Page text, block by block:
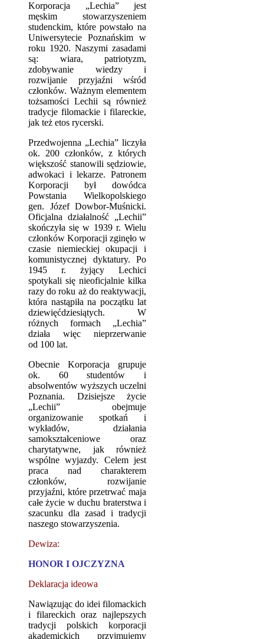
Korporacja „Lechia” jest
męskim stowarzyszeniem
studenckim, które powstało na
Uniwersytecie Poznańskim w
roku 1920. Naszymi zasadami
są: wiara, patriotyzm,
zdobywanie wiedzy i
rozwijanie przyjaźni wśród
członków. Ważnym elementem
tożsamości Lechii są również
tradycje filomackie i filareckie,
jak też etos rycerski.
Przedwojenna „Lechia” liczyła
ok. 200 członków, z których
większość stanowili sędziowie,
adwokaci i lekarze. Patronem
Korporacji był dowódca
Powstania Wielkopolskiego
gen. Józef Dowbor-Muśnicki.
Oficjalna działalność „Lechii”
skończyła się w 1939 r. Wielu
członków Korporacji zginęło w
czasie niemieckiej okupacji i
komunistycznej dyktatury. Po
1945 r. żyjący Lechici
spotykali się nieoficjalnie kilka
razy do roku aż do reaktywacji,
która nastąpiła na początku lat
dziewięćdziesiątych. W
różnych formach „Lechia”
działa więc nieprzerwanie
od 100 lat.
Obecnie Korporacja grupuje
ok. 60 studentów i
absolwentów wyższych uczelni
Poznania. Dzisiejsze życie
„Lechii” obejmuje
organizowanie spotkań i
wykładów, działania
samokształceniowe oraz
charytatywne, jak również
wspólne wyjazdy. Celem jest
praca nad charakterem
członków, rozwijanie
przyjaźni, które przetrwać maja
całe życie w duchu braterstwa i
szacunku dla zasad i tradycji
naszego stowarzyszenia.
Dewiza:
HONOR I OJCZYZNA
Deklaracja ideowa
Nawiązując do idei filomackich
i filareckich oraz najlepszych
tradycji polskich korporacji
akademickich przyjmujemy